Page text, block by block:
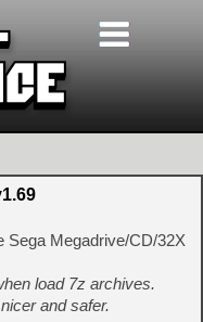
Sega Megadrive/CD/32X
load 7z archives.
and safer.